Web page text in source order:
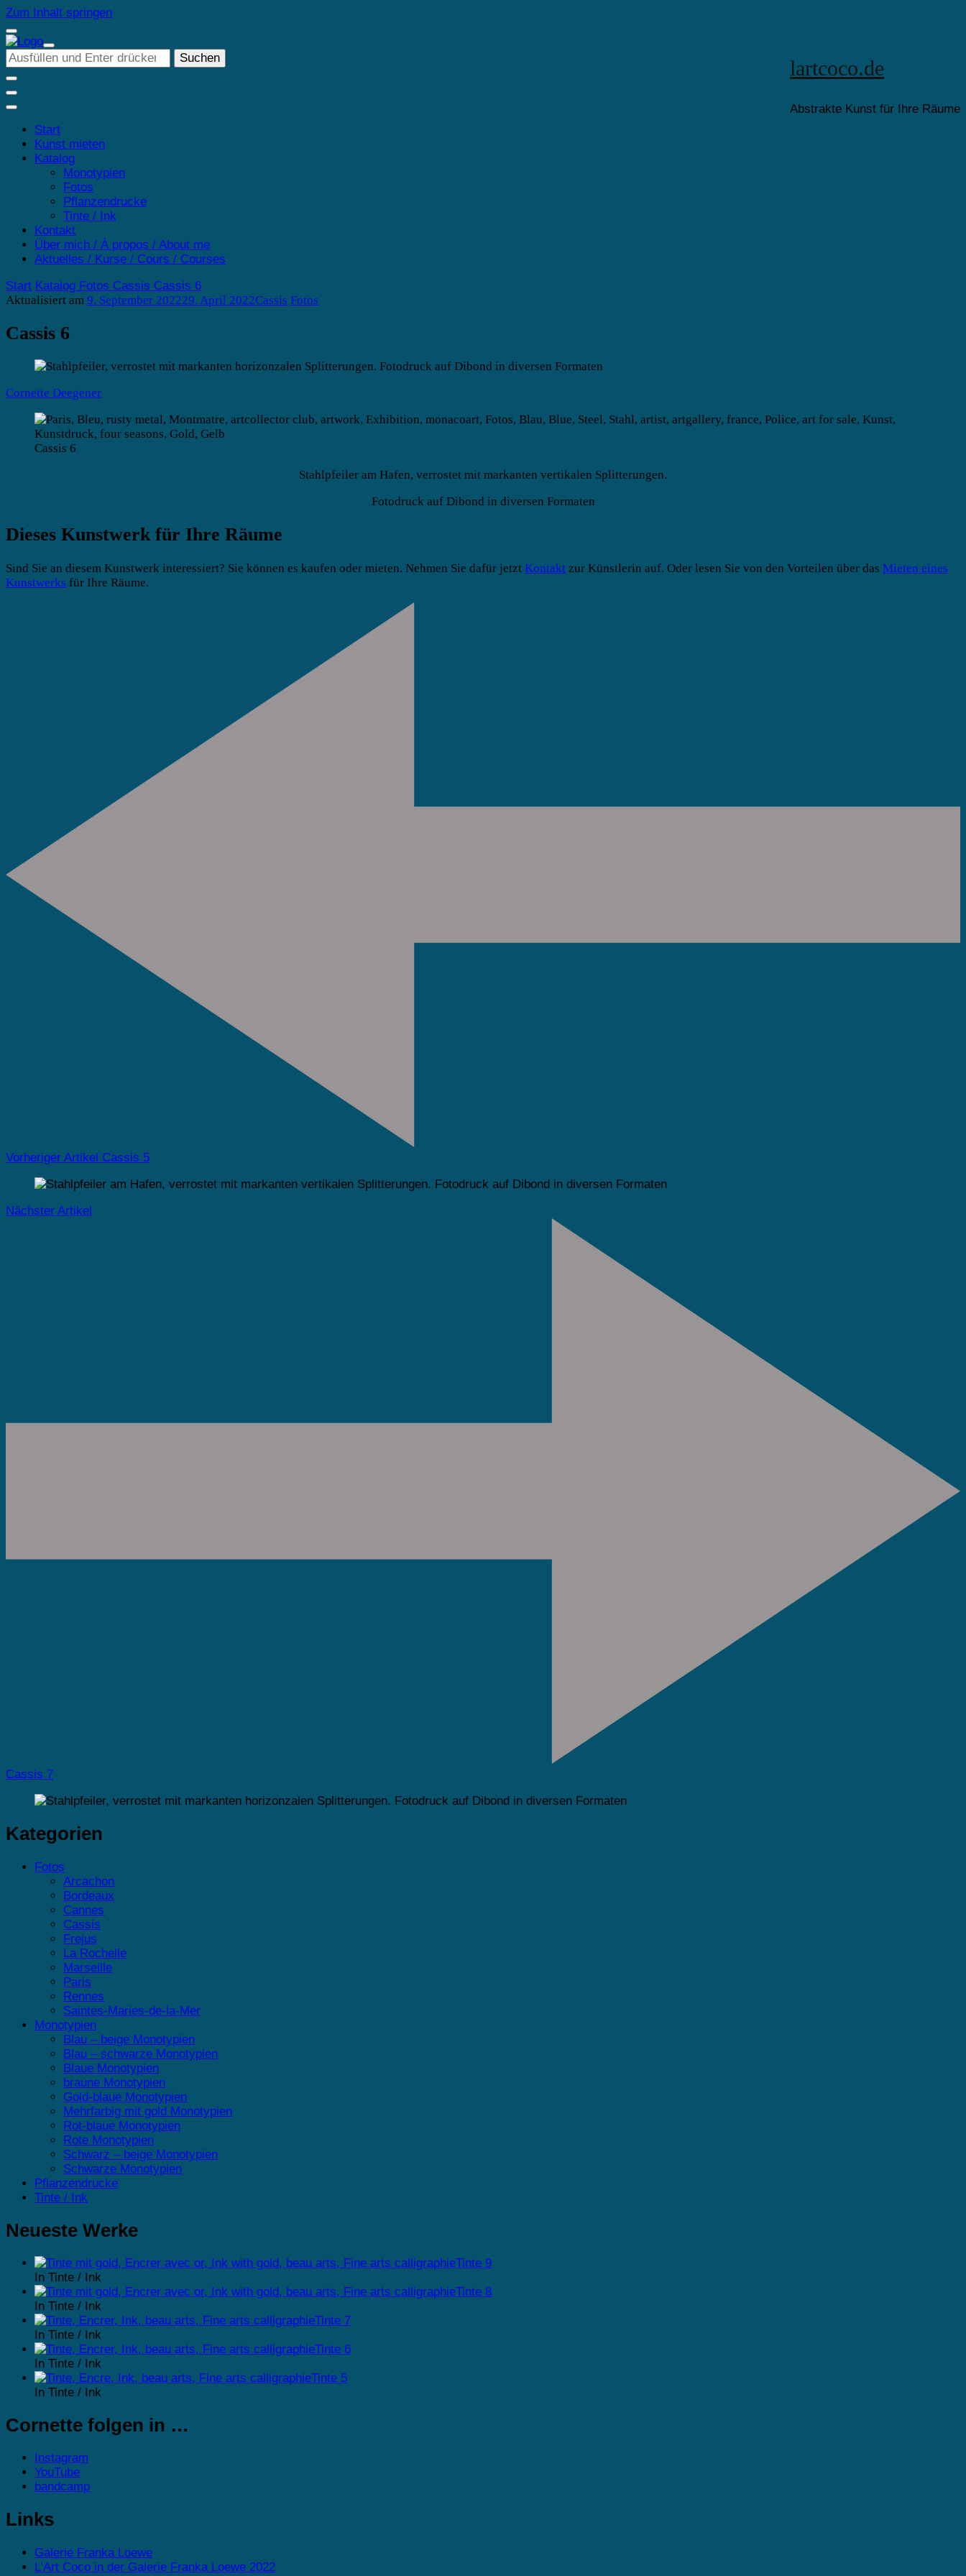
Zum Inhalt springen
lartcoco.de
Abstrakte Kunst für Ihre Räume
Suchst
du
nach
etwas?
Start
Kunst mieten
Katalog
Monotypien
Fotos
Pflanzendrucke
Tinte / Ink
Kontakt
Über mich / À propos / About me
Aktuelles / Kurse / Cours / Courses
Start Katalog Fotos Cassis Cassis 6
Aktualisiert am 9. September 202229. April 2022Cassis Fotos
Cassis 6
Cornette Deegener
Cassis 6
Stahlpfeiler am Hafen, verrostet mit markanten vertikalen Splitterungen.
Fotodruck auf Dibond in diversen Formaten
Dieses Kunstwerk für Ihre Räume
Sind Sie an diesem Kunstwerk interessiert? Sie können es kaufen oder mieten. Nehmen Sie dafür jetzt Kontakt zur Künstlerin auf. Oder lesen Sie von den Vorteilen über das Mieten eines
Kunstwerks für Ihre Räume.
Vorheriger Artikel Cassis 5
Nächster Artikel
Cassis 7
Kategorien
Fotos
Arcachon
Bordeaux
Cannes
Cassis
Frejus
La Rochelle
Marseille
Paris
Rennes
Saintes-Maries-de-la-Mer
Monotypien
Blau – beige Monotypien
Blau – schwarze Monotypien
Blaue Monotypien
braune Monotypien
Gold-blaue Monotypien
Mehrfarbig mit gold Monotypien
Rot-blaue Monotypien
Rote Monotypien
Schwarz – beige Monotypien
Schwarze Monotypien
Pflanzendrucke
Tinte / Ink
Neueste Werke
Tinte 9
In Tinte / Ink
Tinte 8
In Tinte / Ink
Tinte 7
In Tinte / Ink
Tinte 6
In Tinte / Ink
Tinte 5
In Tinte / Ink
Cornette folgen in …
Instagram
YouTube
bandcamp
Links
Galerie Franka Loewe
L’Art Coco in der Galerie Franka Loewe 2022